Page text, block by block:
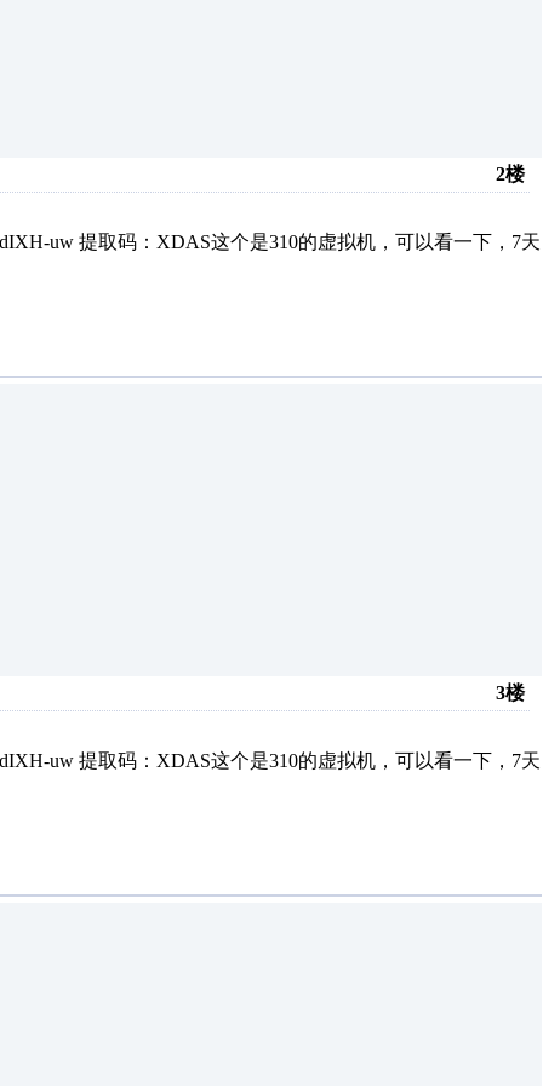
2楼
uw 提取码：XDAS这个是310的虚拟机，可以看一下，7天
3楼
uw 提取码：XDAS这个是310的虚拟机，可以看一下，7天